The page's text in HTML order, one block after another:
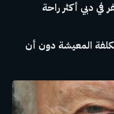
في دبي أكثر راحة
تكلفة المعيشة دون أن